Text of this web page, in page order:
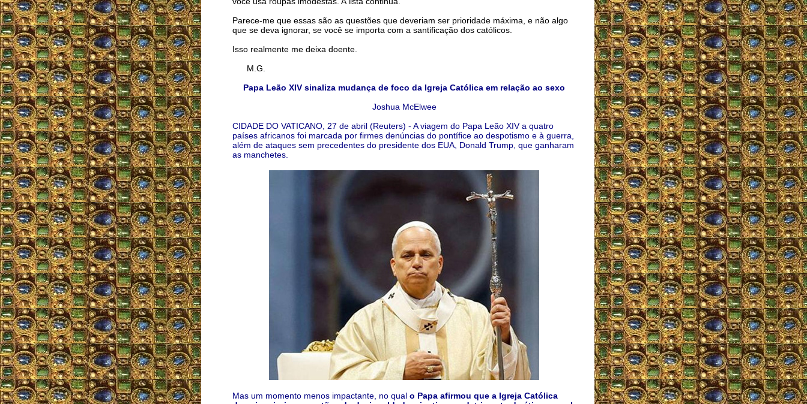
Parece-me que essas são as questões que deveriam ser prioridade máxima, e não algo
que se deva ignorar, se você se importa com a santificação dos católicos.
Isso realmente me deixa doente.
M.G.
Papa Leão XIV sinaliza mudança de foco da Igreja Católica em relação ao sexo
Joshua McElwee
CIDADE DO VATICANO, 27 de abril (Reuters) - A viagem do Papa Leão XIV a quatro
países africanos foi marcada por firmes denúncias do pontífice ao despotismo e à guerra,
além de ataques sem precedentes do presidente dos EUA, Donald Trump, que ganharam
as manchetes.
Mas um momento menos impactante, no qual o Papa afirmou que a Igreja Católica